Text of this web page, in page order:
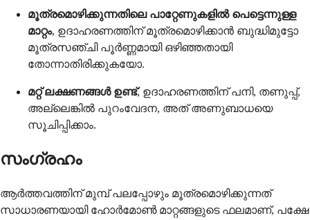
മൂത്രമൊഴിക്കുന്നതിലെ പാറ്റേണുകളിൽ പെട്ടെന്നുള്ള
മാറ്റം, ഉദാഹരണത്തിന് മൂത്രമൊഴിക്കാൻ ബുദ്ധിമുട്ടോ
മൂത്രസഞ്ചി പൂർണ്ണമായി ഒഴിഞ്ഞതായി
തോന്നാതിരിക്കുകയോ.
മറ്റ് ലക്ഷണങ്ങൾ ഉണ്ട്, ഉദാഹരണത്തിന് പനി, തണുപ്പ്,
അല്ലെങ്കിൽ പുറംവേദന, അത് അണുബാധയെ
സൂചിപ്പിക്കാം.
സംഗ്രഹം
ആർത്തവത്തിന് മുമ്പ് പലപ്പോഴും മൂത്രമൊഴിക്കുന്നത്
സാധാരണയായി ഹോർമോൺ മാറ്റങ്ങളുടെ ഫലമാണ്, പക്ഷേ